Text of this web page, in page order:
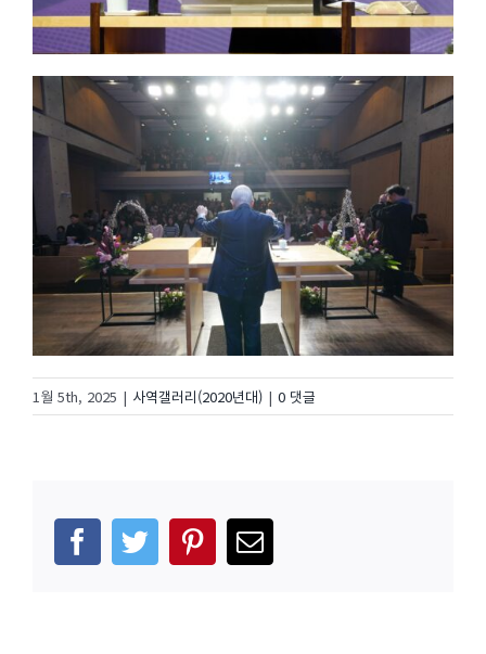
1월 5th, 2025 | 사역갤러리(2020년대) | 0 댓글
facebook
twitter pinterest
이
메